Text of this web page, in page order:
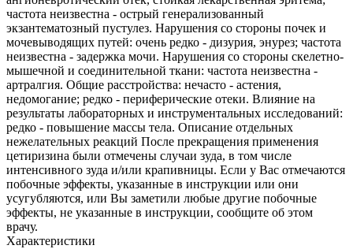
частота неизвестна - острый генерализованный
экзантематозный пустулез. Нарушения со стороны почек и
мочевыводящих путей: очень редко - дизурия, энурез; частота
неизвестна - задержка мочи. Нарушения со стороны скелетно-
мышечной и соединительной ткани: частота неизвестна -
артралгия. Общие расстройства: нечасто - астения,
недомогание; редко - периферические отеки. Влияние на
результаты лабораторных и инструментальных исследований:
редко - повышение массы тела. Описание отдельных
нежелательных реакций После прекращения применения
цетиризина были отмечены случаи зуда, в том числе
интенсивного зуда и/или крапивницы. Если у Вас отмечаются
побочные эффекты, указанные в инструкции или они
усугубляются, или Вы заметили любые другие побочные
эффекты, не указанные в инструкции, сообщите об этом
врачу.
Характеристики